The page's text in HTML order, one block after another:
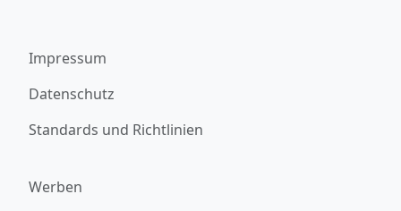
Impressum
Datenschutz
Standards und Richtlinien
Werben